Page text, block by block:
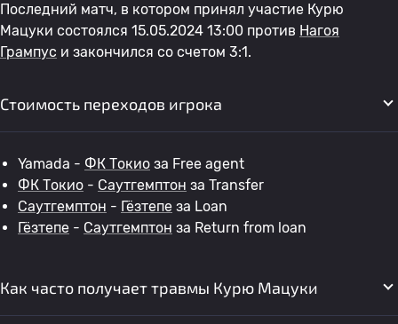
Последний матч, в котором принял участие Курю
Мацуки состоялся 15.05.2024 13:00 против Нагоя
Грампус и закончился со счетом 3:1.
Стоимость переходов игрока
Yamada - ФК Токио за Free agent
ФК Токио - Саутгемптон за Transfer
Саутгемптон - Гёзтепе за Loan
Гёзтепе - Саутгемптон за Return from loan
Как часто получает травмы Курю Мацуки